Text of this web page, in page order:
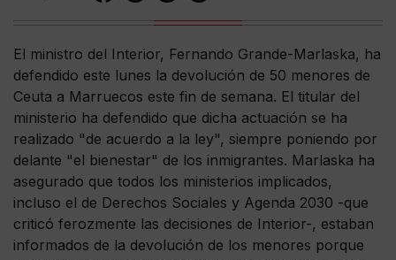
El ministro del Interior, Fernando Grande-Marlaska, ha
defendido este lunes la devolución de 50 menores de
Ceuta a Marruecos este fin de semana. El titular del
ministerio ha defendido que dicha actuación se ha
realizado "de acuerdo a la ley", siempre poniendo por
delante "el bienestar" de los inmigrantes. Marlaska ha
asegurado que todos los ministerios implicados,
incluso el de Derechos Sociales y Agenda 2030 -que
criticó ferozmente las decisiones de Interior-, estaban
informados de la devolución de los menores porque